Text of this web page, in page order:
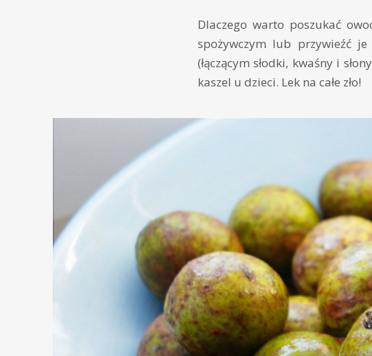
Dlaczego warto poszukać
spożywczym lub przywieźć
(łączącym słodki, kwaśny i
kaszel u dzieci. Lek na całe zło!